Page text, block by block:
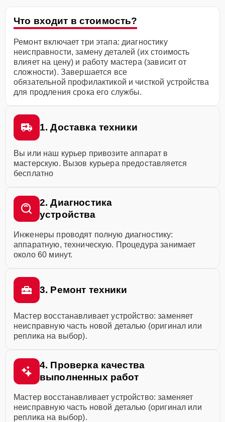
Что входит в стоимость?
Ремонт включает три этапа: диагностику
неисправности, замену деталей (их стоимость
влияет на цену) и работу мастера (зависит от
сложности). Завершается все
обязательной профилактикой и чисткой устройства
для продления срока его службы.
1. Доставка техники
Вы или наш курьер привозите аппарат в
мастерскую. Вызов курьера предоставляется
бесплатно
2. Диагностика
устройства
Инженеры проводят полную диагностику:
аппаратную, техническую. Процедура занимает
около 60 минут.
3. Ремонт техники
Мастер восстанавливает устройство: заменяет
неисправную часть новой деталью (оригинал или
реплика на выбор).
4. Проверка качества
выполненных работ
Мастер восстанавливает устройство: заменяет
неисправную часть новой деталью (оригинал или
реплика на выбор).